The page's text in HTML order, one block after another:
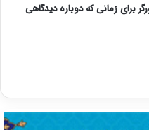
برای زمانی که دوباره دیدگاهی